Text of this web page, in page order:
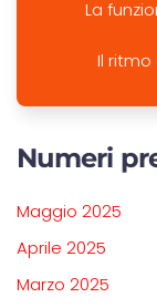
La
Il
Numeri
Maggio 2025
Aprile 2025
Marzo 2025